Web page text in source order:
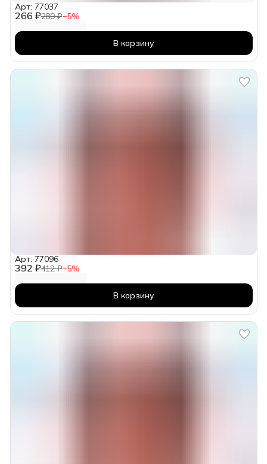
266 ₽280 ₽−5%
Арт: 77037
В корзину
392 ₽412 ₽−5%
Арт: 77096
В корзину